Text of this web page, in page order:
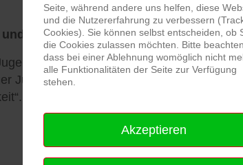
Handeln.
der Arbeiterwohlfahrt
Jugendverband. Solidarität und
Seite, während andere uns helfen, diese
und die Nutzererfahrung zu verbessern
Cookies). Sie können selbst entscheiden, ob
die Cookies zulassen möchten. Bitte beachten
dass bei einer Ablehnung womöglich nicht
alle Funktionalitäten der Seite zur Verfügung
stehen.
Akzeptieren